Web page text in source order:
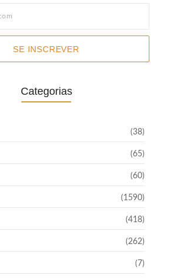
SE INSCREVER
Categorias
(38)
(65)
(60)
(1590)
(418)
(262)
(7)